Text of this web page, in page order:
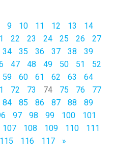
9 10 11 12 13
14
22 23 24 25 26
27
34 35 36 37 38
39
47 48 49 50 51
52
59 60 61 62 63
64
72 73 74 75 76
77
84 85 86 87 88
89
97 98 99 100
101
107 108 109 110
111
115 116 117 »